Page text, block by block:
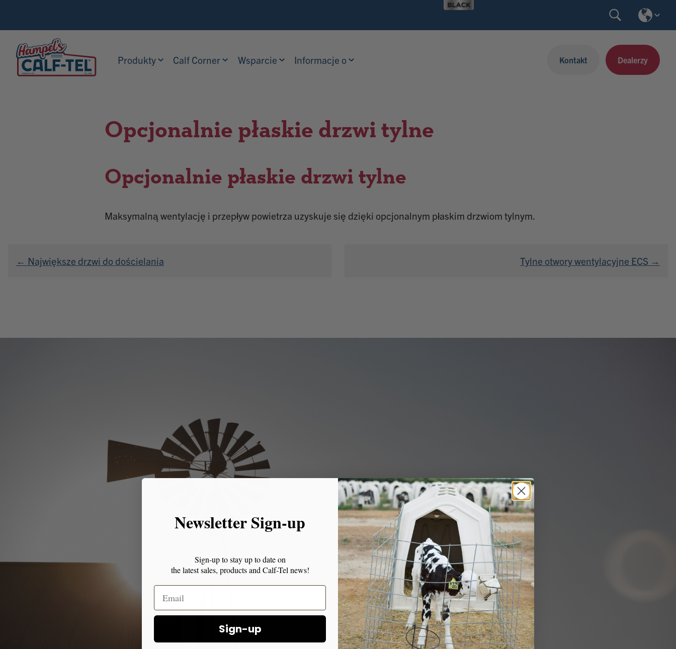
content
Calf-
Tel
Produkty Calf Corner Wsparcie Informacje o Kontakt Dealerzy
Opcjonalnie płaskie drzwi tylne
Opcjonalnie płaskie drzwi tylne
Maksymalną wentylację i przepływ powietrza uzyskuje się dzięki opcjonalnym płaskim drzwiom tylnym.
Nawigacja
← Największe drzwi do dościelania Tylne otwory wentylacyjne ECS →
Newsletter Sign-up
Sign-up to stay up to date on
the latest sales, products and Calf-Tel news!
Sign-up